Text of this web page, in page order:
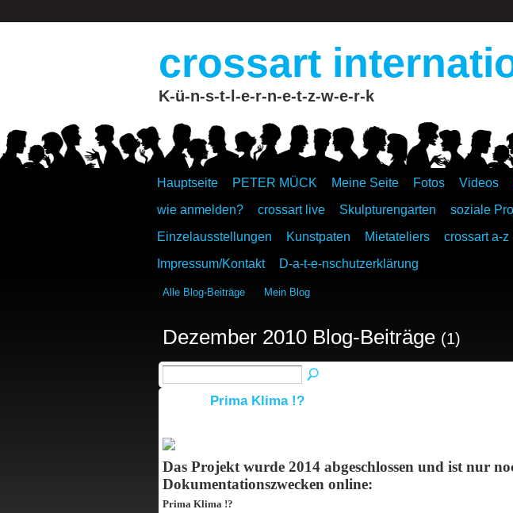
crossart
K-ü-n-s-t-l-e-r-n-e-t-z-w-e-r-k
Hauptseite PETER MÜCK Meine Seite Fotos Videos
wie anmelden?
crossart live Skulpturengarten soziale
Einzelausstellungen
Kunstpaten Mietateliers crossart a-z
Impressum/Kontakt
D-a-t-e-nschutzerklärung
Alle Blog-Beiträge Mein Blog
Dezember 2010 Blog-Beiträge (1)
Prima Klima !?
Das Projekt wurde 2014 abgeschlossen und ist nur
Dokumentationszwecken online:
Prima Klima !?